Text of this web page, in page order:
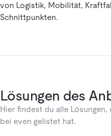
von Logistik, Mobilität,
Schnittpunkten.
Lösungen des
Hier findest du alle
bei even gelistet hat.